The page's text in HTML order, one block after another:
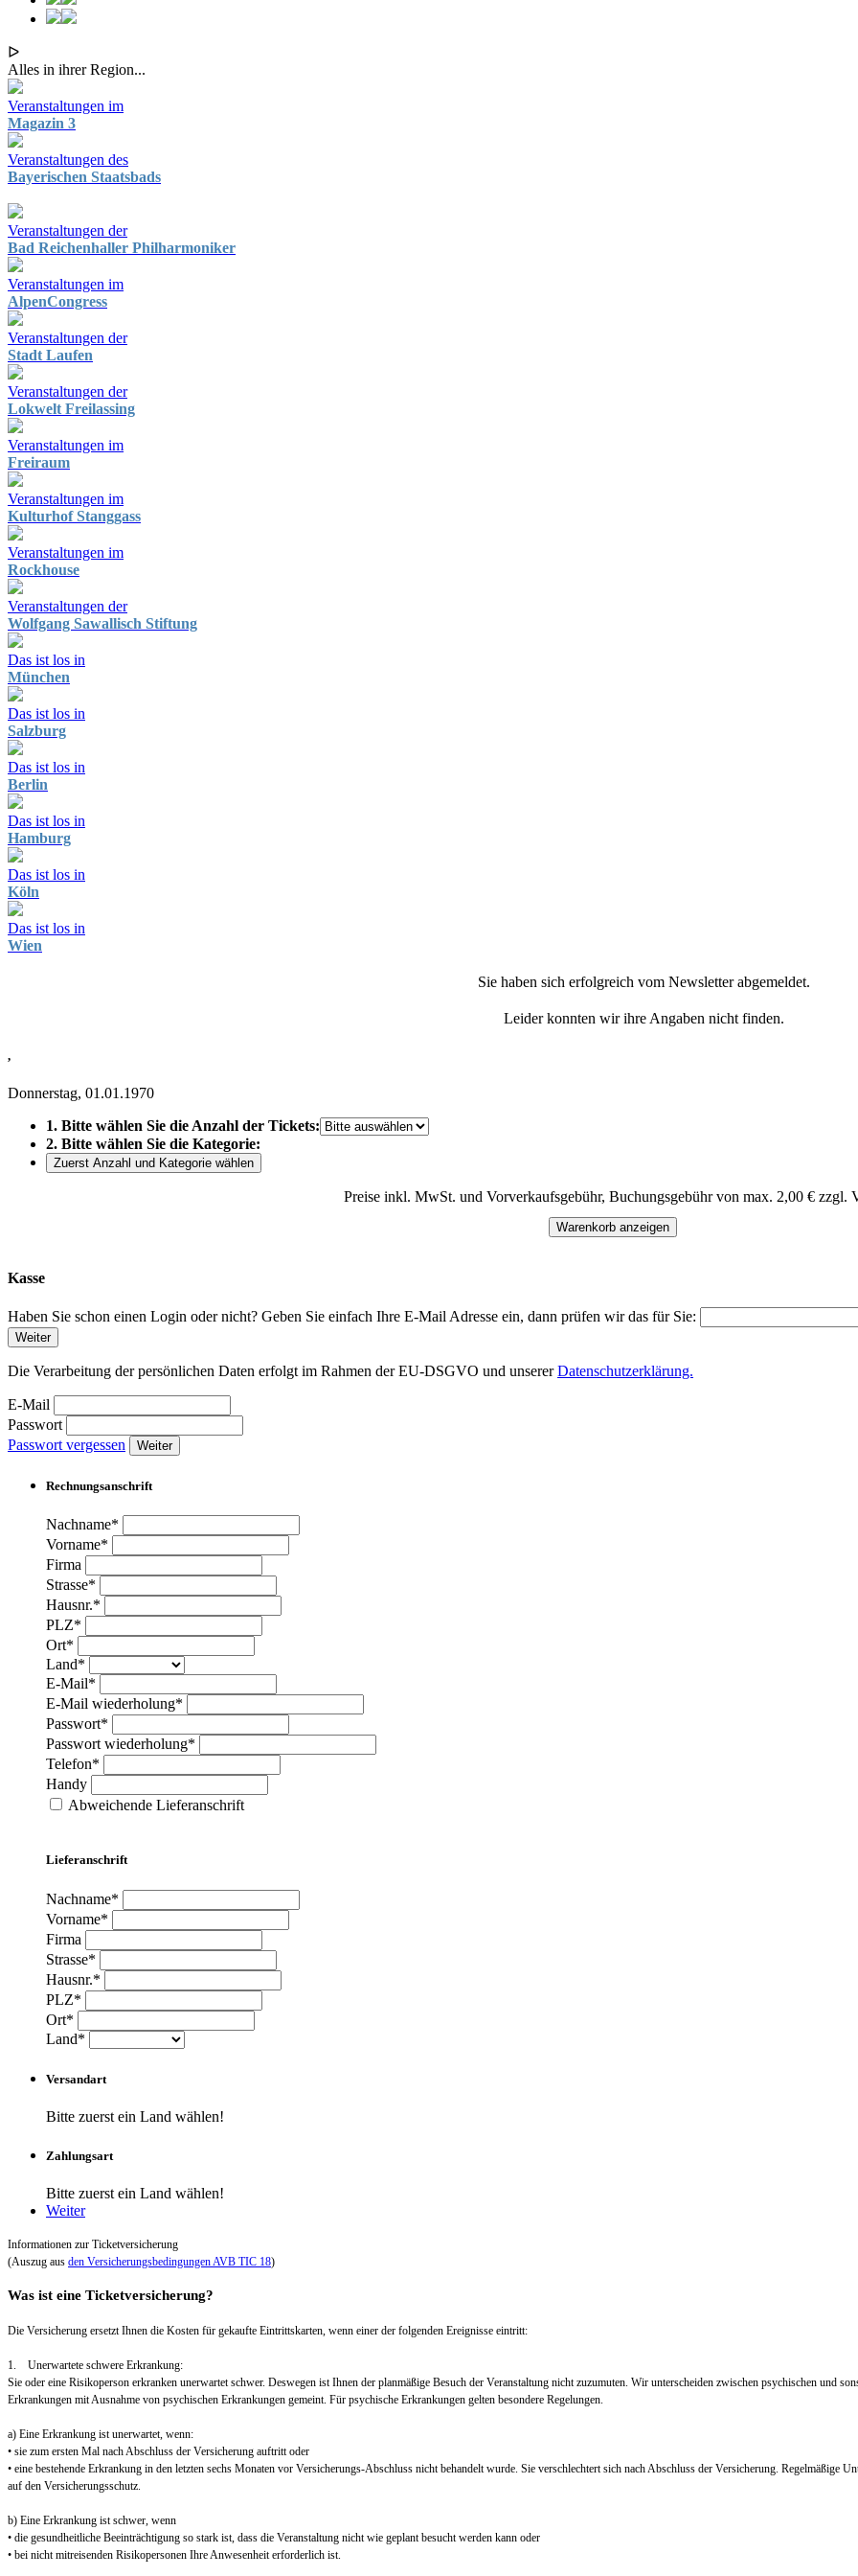
ᐅ
Alles in ihrer Region...
Veranstaltungen im
Magazin 3
Veranstaltungen des
Bayerischen Staatsbads
Veranstaltungen der
Bad Reichenhaller Philharmoniker
Veranstaltungen im
AlpenCongress
Veranstaltungen der
Stadt Laufen
Veranstaltungen der
Lokwelt Freilassing
Veranstaltungen im
Freiraum
Veranstaltungen im
Kulturhof Stanggass
Veranstaltungen im
Rockhouse
Veranstaltungen der
Wolfgang Sawallisch Stiftung
Das ist los in
München
Das ist los in
Salzburg
Das ist los in
Berlin
Das ist los in
Hamburg
Das ist los in
Köln
Das ist los in
Wien
Sie haben sich erfolgreich vom Newsletter abgemeldet.
Leider konnten wir ihre Angaben nicht finden.
,
Donnerstag, 01.01.1970
1. Bitte wählen Sie die Anzahl der Tickets:
2. Bitte wählen Sie die Kategorie:
Zuerst Anzahl und Kategorie wählen
Preise inkl. MwSt. und Vorverkaufsgebühr, Buchungsgebühr von max. 2,00 € zzgl.
Warenkorb anzeigen
Kasse
Haben Sie schon einen Login oder nicht? Geben Sie einfach Ihre E-Mail Adresse ein, dann prüfen wir das für Sie:
Weiter
Die Verarbeitung der persönlichen Daten erfolgt im Rahmen der EU-DSGVO und unsererDatenschutzerklärung.
E-Mail
Passwort
Passwort vergessen
Weiter
Rechnungsanschrift
Nachname*
Vorname*
Firma
Strasse*
Hausnr.*
PLZ*
Ort*
Land*
E-Mail*
E-Mail wiederholung*
Passwort*
Passwort wiederholung*
Telefon*
Handy
Abweichende Lieferanschrift
Lieferanschrift
Nachname*
Vorname*
Firma
Strasse*
Hausnr.*
PLZ*
Ort*
Land*
Versandart
Bitte zuerst ein Land wählen!
Zahlungsart
Bitte zuerst ein Land wählen!
Weiter
Informationen zur Ticketversicherung
(Auszug aus den Versicherungsbedingungen AVB TIC 18)
Was ist eine Ticketversicherung?
Die Versicherung ersetzt Ihnen die Kosten für gekaufte Eintrittskarten, wenn einer der folgenden Ereignisse eintritt:
1. Unerwartete schwere Erkrankung:
Sie oder eine Risikoperson erkranken unerwartet schwer. Deswegen ist Ihnen der planmäßige Besuch der Veranstaltung nicht zuzumuten. Wir unterscheiden zwischen psychischen und
Erkrankungen mit Ausnahme von psychischen Erkrankungen gemeint. Für psychische Erkrankungen gelten besondere Regelungen.
a) Eine Erkrankung ist unerwartet, wenn:
• sie zum ersten Mal nach Abschluss der Versicherung auftritt oder
• eine bestehende Erkrankung in den letzten sechs Monaten vor Versicherungs-Abschluss nicht behandelt wurde. Sie verschlechtert sich nach Abschluss der Versicherung. Regelmäßige
auf den Versicherungsschutz.
b) Eine Erkrankung ist schwer, wenn
• die gesundheitliche Beeinträchtigung so stark ist, dass die Veranstaltung nicht wie geplant besucht werden kann oder
• bei nicht mitreisenden Risikopersonen Ihre Anwesenheit erforderlich ist.